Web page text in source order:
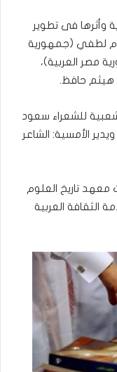
وأثرها فى تطوير
لطفي (جمهورية
مصر العربية)،
هيثم حافظ.
للشعراء سعود
الأمسية: الشاعر
معهد تاريخ العلوم
الثقافة العربية